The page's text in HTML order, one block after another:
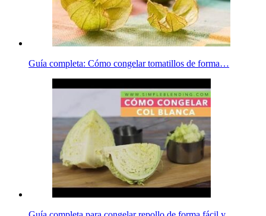
Guía completa: Cómo congelar tomatillos de forma…